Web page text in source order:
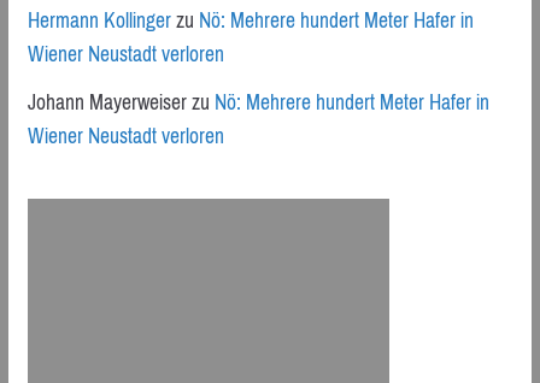
Hermann KollingerzuNö: Mehrere hundert Meter Hafer in
Wiener Neustadt verloren
Johann MayerweiserzuNö: Mehrere hundert Meter Hafer in
Wiener Neustadt verloren